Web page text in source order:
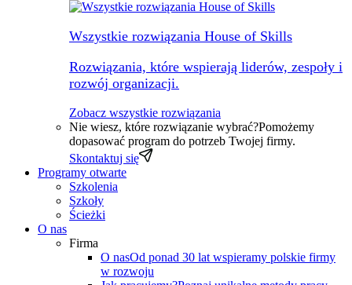
Wszystkie rozwiązania House of Skills
Rozwiązania, które wspierają liderów, zespoły i
rozwój organizacji.
Zobacz wszystkie rozwiązania
Nie wiesz, które rozwiązanie wybrać?Pomożemy
dopasować program do potrzeb Twojej firmy.
Skontaktuj się
Programy otwarte
Szkolenia
Szkoły
Ścieżki
O nas
Firma
O nasOd ponad 30 lat wspieramy polskie firmy
w rozwoju